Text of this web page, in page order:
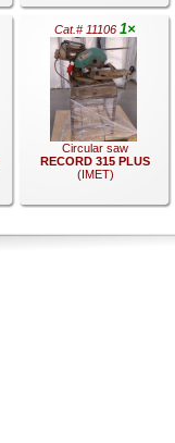
.
Cat.# 11106 1×
Circular saw
RECORD 315 PLUS
(IMET)